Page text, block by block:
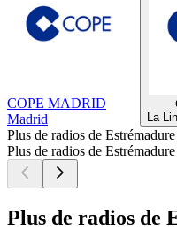
COPE MADRID
Madrid
La
Plus de radios de Estrémadure
Plus de radios de Estrémadure
Plus de radios de